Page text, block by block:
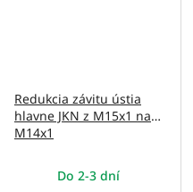
Redukcia závitu ústia
hlavne JKN z M15x1 na
M14x1
Do 2-3 dní